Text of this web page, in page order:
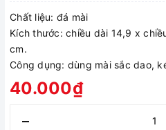
Chất liệu: đá mài
Kích thước: chiều dài 14,9 x
cm.
Công dụng: dùng mài sắc dao,
40.000₫
–